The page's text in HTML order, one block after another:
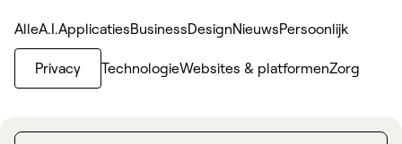
AlleA.I.ApplicatiesBusinessDesignNieuwsPersoonlijk
Privacy TechnologieWebsites & platformenZorg